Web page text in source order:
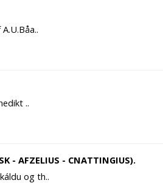
..
- AFZELIUS - CNATTINGIUS).
og th..